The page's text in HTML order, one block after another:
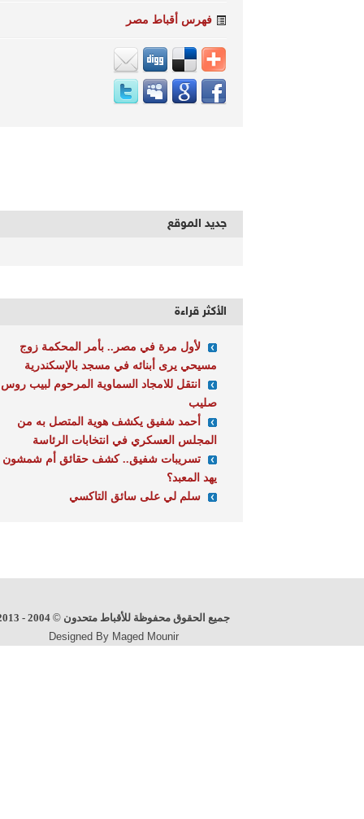
فهرس أقباط مصر
جديد الموقع
الأكثر قراءة
لأول مرة في مصر.. بأمر المحكمة زوج
مسيحي يرى أبنائه في مسجد بالإسكندرية
انتقل للامجاد السماوية المرحوم لبيب روس
صليب
أحمد شفيق يكشف هوية المتصل به من
المجلس العسكري في انتخابات الرئاسة
تسريبات شفيق.. كشف حقائق أم شمشون
يهد المعبد؟
سلم لي على سائق التاكسي
جميع الحقوق محفوظة للأقباط متحدون©
2004 - 2013
Designed By Maged Mounir